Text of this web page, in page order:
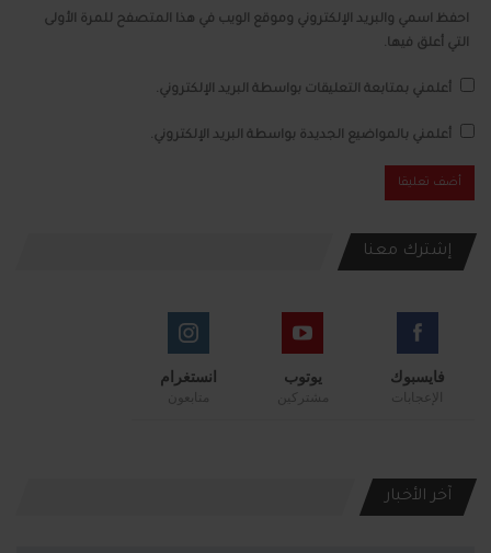
احفظ اسمي والبريد الإلكتروني وموقع الويب في هذا المتصفح للمرة الأولى
التي أعلق فيها.
أعلمني بمتابعة التعليقات بواسطة البريد الإلكتروني.
أعلمني بالمواضيع الجديدة بواسطة البريد الإلكتروني.
إشترك معنا
فايسبوك
الإعجابات
يوتوب
مشتركين
انستغرام
متابعون
آخر الأخبار